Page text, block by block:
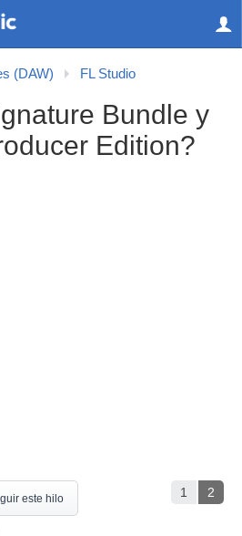
(DAW) FL Studio
Bundle y
Edition?
1 2
este hilo